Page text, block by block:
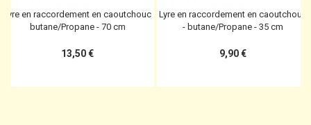
Lyre en raccordement en caoutchouc
butane/Propane - 70 cm
13,50 €
Lyre en raccordement en caoutchouc
- butane/Propane - 35 cm
9,90 €